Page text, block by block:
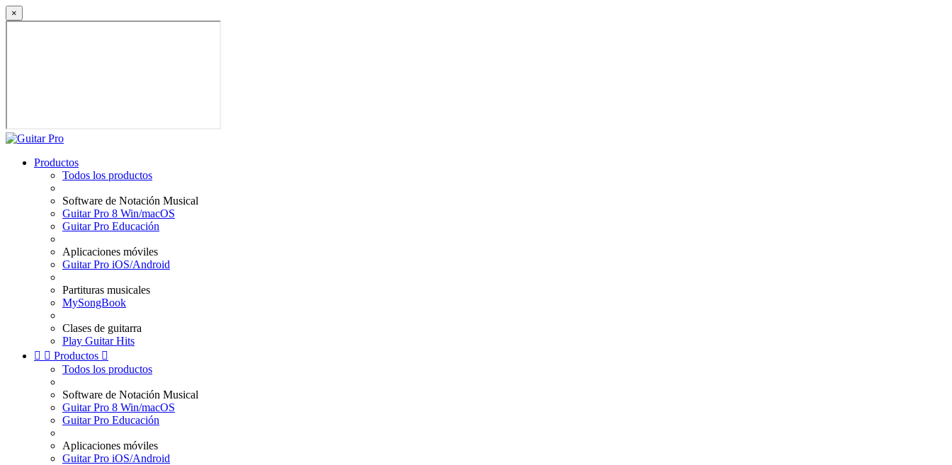
×
Productos
Todos los productos
Software de Notación Musical
Guitar Pro 8 Win/macOS
Guitar Pro Educación
Aplicaciones móviles
Guitar Pro iOS/Android
Partituras musicales
MySongBook
Clases de guitarra
Play Guitar Hits
  Productos 
Todos los productos
Software de Notación Musical
Guitar Pro 8 Win/macOS
Guitar Pro Educación
Aplicaciones móviles
Guitar Pro iOS/Android